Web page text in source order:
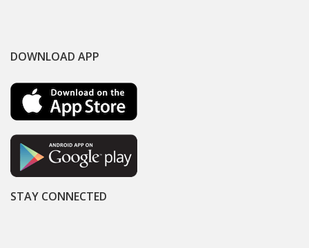
DOWNLOAD APP
STAY CONNECTED